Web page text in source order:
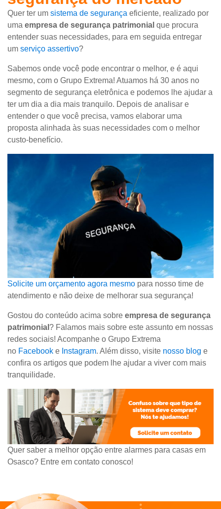
Quer ter um sistema de segurança eficiente, realizado por
uma empresa de segurança patrimonial que procura
entender suas necessidades, para em seguida entregar
um serviço assertivo?
Sabemos onde você pode encontrar o melhor, e é aqui
mesmo, com o Grupo Extrema! Atuamos há 30 anos no
segmento de segurança eletrônica e podemos lhe ajudar a
ter um dia a dia mais tranquilo. Depois de analisar e
entender o que você precisa, vamos elaborar uma
proposta alinhada às suas necessidades com o melhor
custo-benefício.
Solicite um orçamento agora mesmo para nosso time de
atendimento e não deixe de melhorar sua segurança!
Gostou do conteúdo acima sobre empresa de segurança
patrimonial ? Falamos mais sobre este assunto em nossas
redes sociais! Acompanhe o Grupo Extrema
no Facebook e Instagram. Além disso, visite nosso blog e
confira os artigos que podem lhe ajudar a viver com mais
tranquilidade.
Quer saber a melhor opção entre alarmes para casas em
Osasco? Entre em contato conosco!